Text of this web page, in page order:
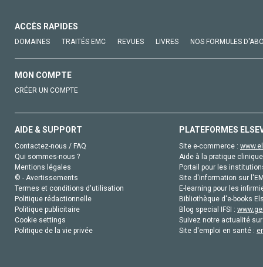
ACCÈS RAPIDES
DOMAINES TRAITÉS EMC REVUES LIVRES NOS FORMULES
MON COMPTE
CRÉER UN COMPTE
AIDE & SUPPORT
Contactez-nous / FAQ
Qui sommes-nous ?
Mentions légales
© - Avertissements
Termes et conditions d'utilisation
Politique rédactionnelle
Politique publicitaire
Cookie settings
Politique de la vie privée
PLATEFORMES
Site e-commerce :
Aide à la pratique
Portail pour les
Site d'information sur
E-learning pour les
Bibliothèque d'e-books
Blog special IFSI :
Suivez notre actualité
Site d'emploi en santé :